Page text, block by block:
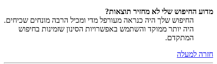
מדוע החיפוש שלי לא מחזיר תוצאות?
החיפוש שלך היה כנראה מעורפל מדי ומכיל הרבה מונחים שכיחים.
היה יותר ממוקד והשתמש באפשרויות הסינון שזמינות בחיפוש
המתקדם.
חזרה למעלה